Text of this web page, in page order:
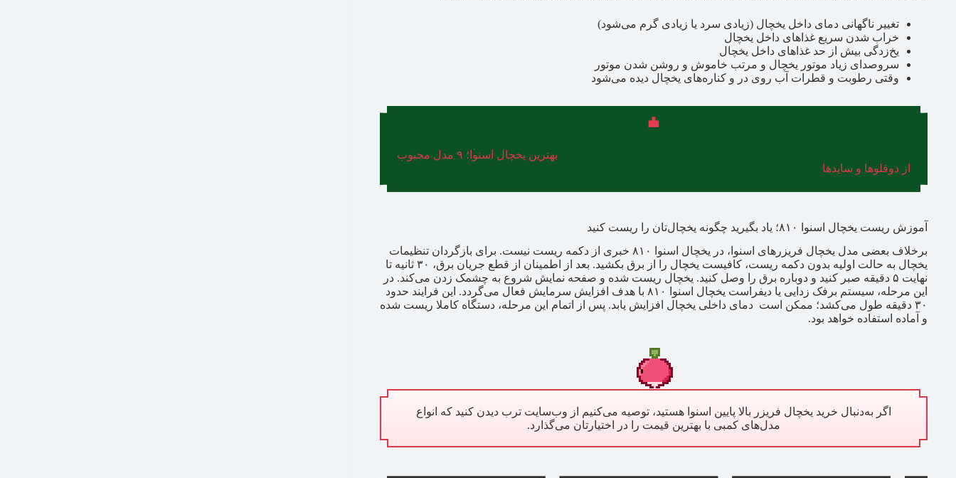
تغییر ناگهانی دمای داخل یخچال (زیادی سرد یا زیادی گرم می‌شود)
خراب شدن سریع غذاهای داخل یخچال
یخ‌زدگی بیش از حد غذاهای داخل یخچال
سروصدای زیاد موتور یخچال و مرتب خاموش و روشن شدن موتور
وقتی رطوبت و قطرات آب روی در و کناره‌های یخچال دیده می‌شود
بهترین یخچال اسنوا؛ ۹ مدل محبوب
از دوقلوها و سایدها
آموزش ریست یخچال اسنوا ۸۱۰؛ یاد بگیرید چگونه یخچال‌تان را ریست کنید
برخلاف بعضی مدل‌ یخچال‌ فریزرهای اسنوا، در یخچال اسنوا ۸۱۰ خبری از دکمه ریست نیست. برای بازگردان تنظیمات
یخچال به حالت اولیه بدون دکمه ریست، کافیست یخچال را از برق بکشید. بعد از اطمینان از قطع جریان برق، ۳۰ ثانیه تا
نهایت ۵ دقیقه صبر کنید و دوباره برق را وصل کنید. یخچال ریست شده و صفحه نمایش شروع به چشمک زدن می‌کند. در
این مرحله، سیستم برفک زدایی یا دیفراست یخچال اسنوا ۸۱۰ با هدف افزایش سرمایش فعال می‌گردد. این فرایند حدود
۳۰ دقیقه طول می‌کشد؛ ممکن است دمای داخلی یخچال افزایش یابد. پس از اتمام این مرحله، دستگاه کاملا ریست شده
و آماده استفاده خواهد بود.
اگر به‌دنبال خرید یخچال فریزر بالا پایین اسنوا هستید، توصیه می‌کنیم از وب‌سایت ترب دیدن کنید که انواع
مدل‌های کمبی با بهترین قیمت را در اختیارتان می‌گذارد.